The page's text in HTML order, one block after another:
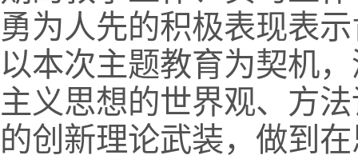
勇为人先的积极表现表
以本次主题教育为契机
主义思想的世界观、方
的创新理论武装，做到